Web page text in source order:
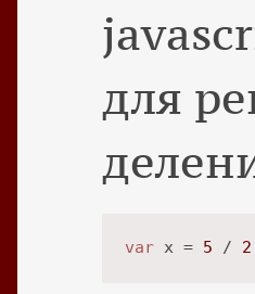
для
var x = 5 / 2